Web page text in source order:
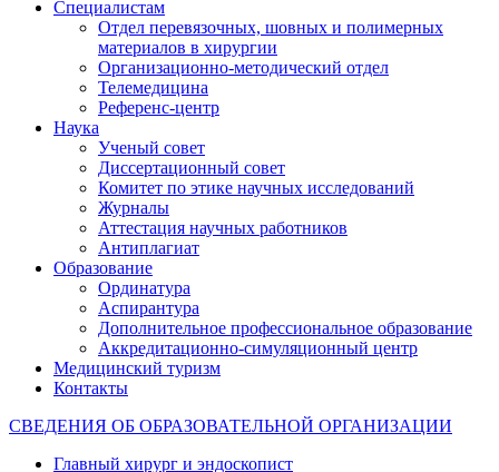
Специалистам
Отдел перевязочных, шовных и полимерных
материалов в хирургии
Организационно-методический отдел
Телемедицина
Референс-центр
Наука
Ученый совет
Диссертационный совет
Комитет по этике научных исследований
Журналы
Аттестация научных работников
Антиплагиат
Образование
Ординатура
Аспирантура
Дополнительное профессиональное образование
Аккредитационно-симуляционный центр
Медицинский туризм
Контакты
СВЕДЕНИЯ ОБ ОБРАЗОВАТЕЛЬНОЙ ОРГАНИЗАЦИИ
Главный хирург и эндоскопист